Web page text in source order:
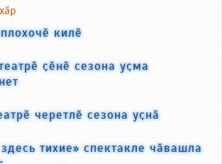
килӗ
ҫӗнӗ сезона уҫма
черетлӗ сезона уҫнӑ
тихие» спектакле чӑвашла